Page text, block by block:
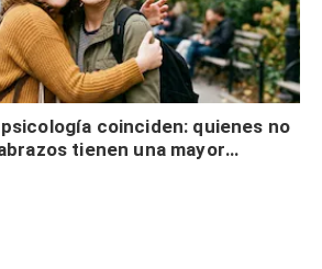
coinciden: quienes no
tienen una mayor
físicos y no es por